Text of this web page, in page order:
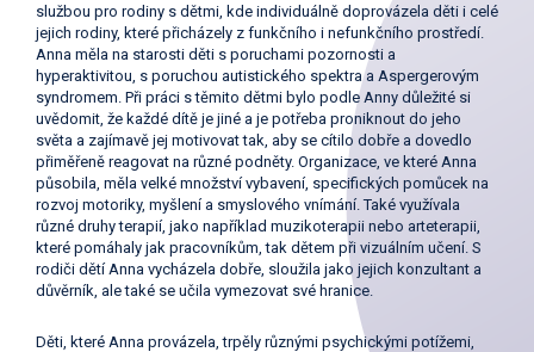
službou pro rodiny s dětmi, kde individuálně doprovázela děti i celé
jejich rodiny, které přicházely z funkčního i nefunkčního prostředí.
Anna měla na starosti děti s poruchami pozornosti a
hyperaktivitou, s poruchou autistického spektra a Aspergerovým
syndromem. Při práci s těmito dětmi bylo podle Anny důležité si
uvědomit, že každé dítě je jiné a je potřeba proniknout do jeho
světa a zajímavě jej motivovat tak, aby se cítilo dobře a dovedlo
přiměřeně reagovat na různé podněty. Organizace, ve které Anna
působila, měla velké množství vybavení, specifických pomůcek na
rozvoj motoriky, myšlení a smyslového vnímání. Také využívala
různé druhy terapií, jako například muzikoterapii nebo arteterapii,
které pomáhaly jak pracovníkům, tak dětem při vizuálním učení. S
rodiči dětí Anna vycházela dobře, sloužila jako jejich konzultant a
důvěrník, ale také se učila vymezovat své hranice.
Děti, které Anna provázela, trpěly různými psychickými potížemi,